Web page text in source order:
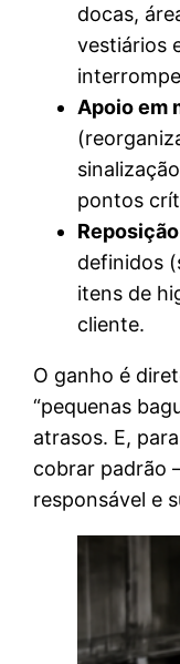
docas,
vestiários
Apoio em
pontos
definidos
itens de
cliente.
O ganho é
“pequenas
atrasos. E,
cobrar padrão
responsável e